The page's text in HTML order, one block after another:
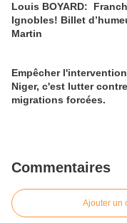
Louis BOYARD:
Ignobles! Billet d’humeur de Roger
Martin
Empêcher
Niger, c'est lutter
migrations forcées.
Commentaires
Ajouter un